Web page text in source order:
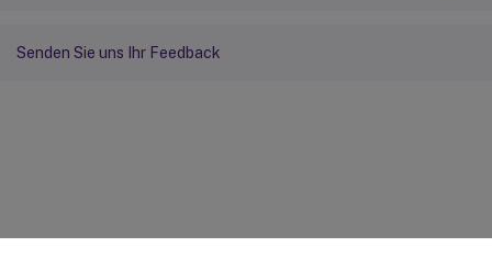
Senden Sie uns Ihr Feedback